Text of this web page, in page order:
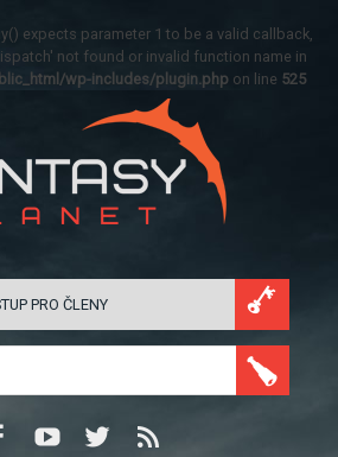
expects parameter 1 to be a valid callback,
not found or invalid function name in
wp-includes/plugin.php on line 525
PRO ČLENY